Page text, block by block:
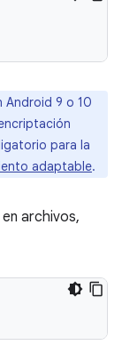
Android 9 o 10
para la
adaptable.
archivos,